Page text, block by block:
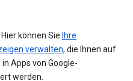
können Sie Ihre
verwalten, die Ihnen auf
Apps von Google-
werden.